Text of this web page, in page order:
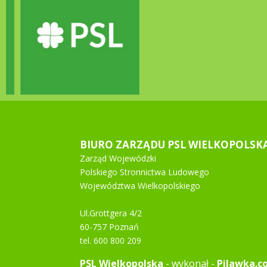
BIURO ZARZĄDU PSL
Zarząd Wojewódzki
Polskiego Stronnictwa Ludowego
Województwa Wielkopolskiego
Ul.Grottgera 4/2
60-757 Poznań
tel. 600 800 209
PSL Wielkopolska - wykonał -